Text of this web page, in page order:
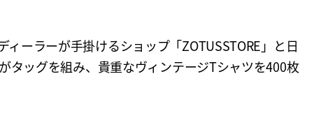
ィーラーが手掛けるショップ「ZOTUSSTORE」と日
タッグを組み、貴重なヴィンテージTシャツを400枚